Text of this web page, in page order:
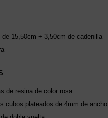
de 15,50cm + 3,50cm de cadenilla
de resina de color rosa
cubos plateados de 4mm de ancho